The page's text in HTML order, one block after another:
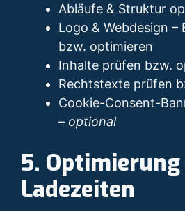
Abläufe & Struktur
Logo & Webdesign –
bzw. optimieren
Inhalte prüfen bzw.
Rechtstexte prüfen
Cookie-Consent-
– optional
5.
Ladezeiten